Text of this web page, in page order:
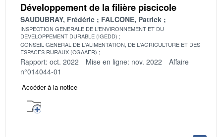
Développement de la filière piscicole
SAUDUBRAY, Frédéric FALCONE, Patrick
INSPECTION GENERALE DE L'ENVIRONNEMENT ET DU
DEVELOPPEMENT DURABLE (IGEDD)
CONSEIL GENERAL DE L'ALIMENTATION, DE L'AGRICULTURE ET DES
ESPACES RURAUX (CGAAER)
Rapport: oct. 2022 Mise en ligne: nov. 2022
Affaire
n°014044-01
Accéder à la notice